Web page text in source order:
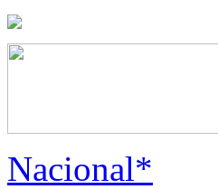
Nacional*